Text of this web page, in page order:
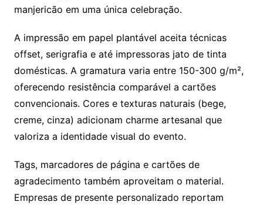
manjericão em uma única celebração.
A impressão em papel plantável aceita técnicas
offset, serigrafia e até impressoras jato de tinta
domésticas. A gramatura varia entre 150-300 g/m²,
oferecendo resistência comparável a cartões
convencionais. Cores e texturas naturais (bege,
creme, cinza) adicionam charme artesanal que
valoriza a identidade visual do evento.
Tags, marcadores de página e cartões de
agradecimento também aproveitam o material.
Empresas de presente personalizado reportam